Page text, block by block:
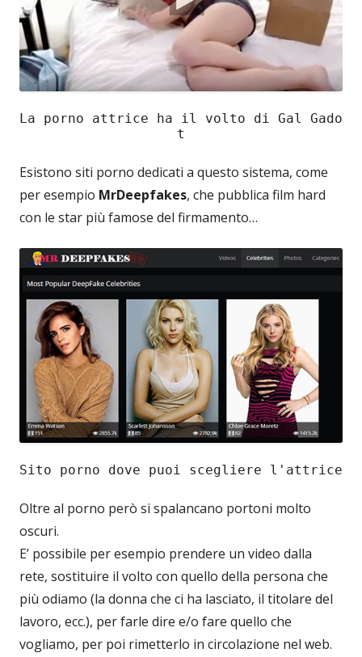
La porno attrice ha il volto di Gal Gado
t
Esistono siti porno dedicati a questo sistema, come
per esempio MrDeepfakes, che pubblica film hard
con le star più famose del firmamento…
Sito porno dove puoi scegliere l'attrice
Oltre al porno però si spalancano portoni molto
oscuri.
E’ possibile per esempio prendere un video dalla
rete, sostituire il volto con quello della persona che
più odiamo (la donna che ci ha lasciato, il titolare del
lavoro, ecc.), per farle dire e/o fare quello che
vogliamo, per poi rimetterlo in circolazione nel web.